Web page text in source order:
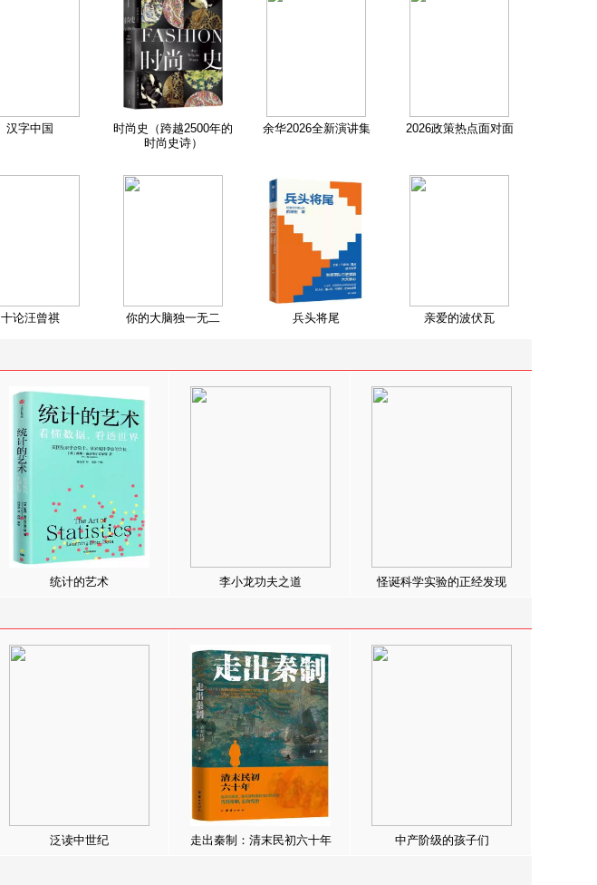
汉字中国
时尚史（跨越2500年的
时尚史诗）
余华2026全新演讲集 2026政策热点面对面
十论汪曾祺 你的大脑独一无二 兵头将尾 亲爱的波伏瓦
统计的艺术 李小龙功夫之道 怪诞科学实验的正经发现
泛读中世纪 走出秦制：清末民初六十年 中产阶级的孩子们